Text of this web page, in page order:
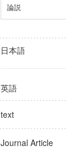
論説
日本語
英語
text
Journal Article